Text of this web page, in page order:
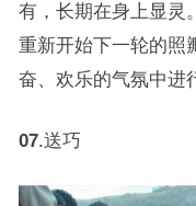
有，长期在身上显灵
重新开始下一轮的照
奋、欢乐的气氛中进
07.送巧